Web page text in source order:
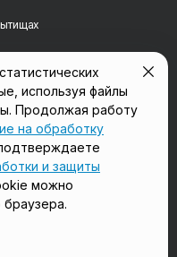
используя файлы
Продолжая работу
на обработку
и защиты
можно